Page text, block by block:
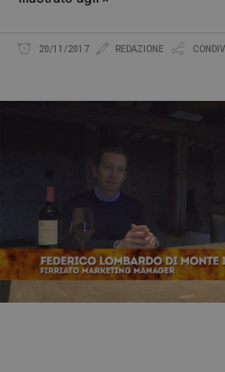
20/11/2017 REDAZIONE